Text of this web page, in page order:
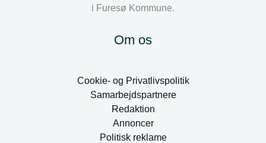
i Furesø Kommune.
Om os
Cookie- og Privatlivspolitik
Samarbejdspartnere
Redaktion
Annoncer
Politisk reklame